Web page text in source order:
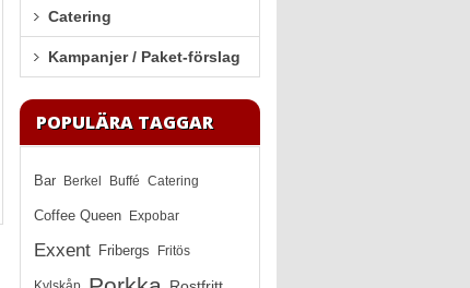
Catering
Kampanjer / Paket-förslag
POPULÄRA TAGGAR
Bar Berkel Buffé Catering
Coffee Queen Expobar
Exxent Fribergs Fritös